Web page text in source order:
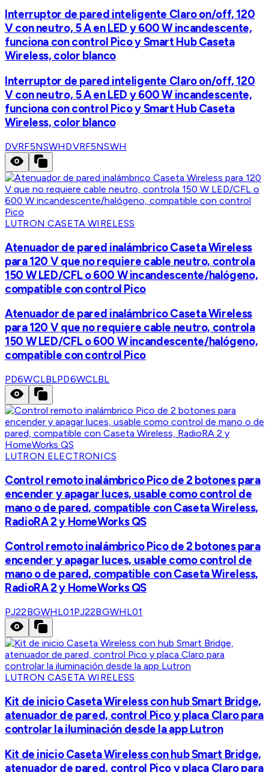
Interruptor de pared inteligente Claro on/off, 120
V con neutro, 5 A en LED y 600 W incandescente,
funciona con control Pico y Smart Hub Caseta
Wireless, color blanco
Interruptor de pared inteligente Claro on/off, 120
V con neutro, 5 A en LED y 600 W incandescente,
funciona con control Pico y Smart Hub Caseta
Wireless, color blanco
DVRF5NSWHDVRF5NSWH
LUTRON CASETA WIRELESS
Atenuador de pared inalámbrico Caseta Wireless
para 120 V que no requiere cable neutro, controla
150 W LED/CFL o 600 W incandescente/halógeno,
compatible con control Pico
Atenuador de pared inalámbrico Caseta Wireless
para 120 V que no requiere cable neutro, controla
150 W LED/CFL o 600 W incandescente/halógeno,
compatible con control Pico
PD6WCLBLPD6WCLBL
LUTRON ELECTRONICS
Control remoto inalámbrico Pico de 2 botones para
encender y apagar luces, usable como control de
mano o de pared, compatible con Caseta Wireless,
RadioRA 2 y HomeWorks QS
Control remoto inalámbrico Pico de 2 botones para
encender y apagar luces, usable como control de
mano o de pared, compatible con Caseta Wireless,
RadioRA 2 y HomeWorks QS
PJ22BGWHL01PJ22BGWHL01
LUTRON CASETA WIRELESS
Kit de inicio Caseta Wireless con hub Smart Bridge,
atenuador de pared, control Pico y placa Claro para
controlar la iluminación desde la app Lutron
Kit de inicio Caseta Wireless con hub Smart Bridge,
atenuador de pared, control Pico y placa Claro para